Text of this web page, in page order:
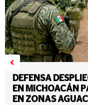
DEFENSA
EN MICHOACÁN
EN ZONAS